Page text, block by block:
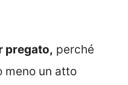
pregato, perché
meno un atto